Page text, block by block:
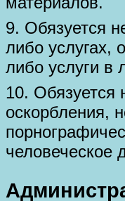
Обязуется
либо услугах,
либо услуги в
Обязуется
оскорбления,
человеческое